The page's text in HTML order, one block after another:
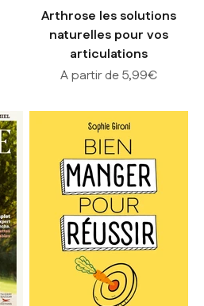
Arthrose les solutions
naturelles pour vos
articulations
Prix de vente
A partir de 5,99€